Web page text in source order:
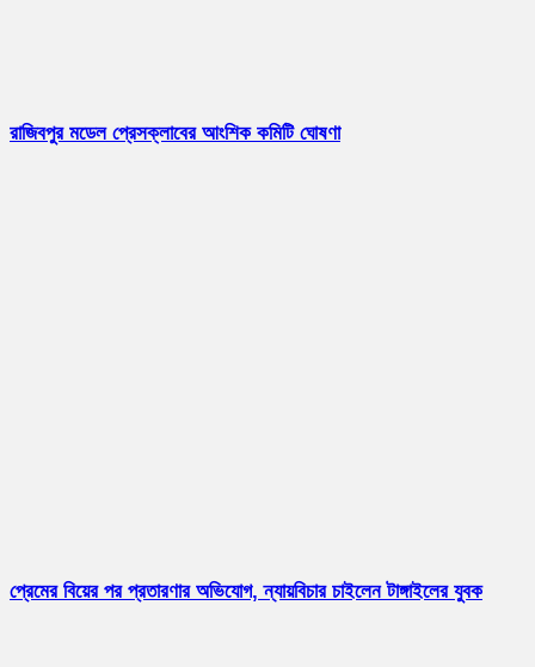
রাজিবপুর মডেল প্রেসক্লাবের আংশিক কমিটি ঘোষণা
প্রেমের বিয়ের পর প্রতারণার অভিযোগ, ন্যায়বিচার চাইলেন টাঙ্গাইলের যুবক